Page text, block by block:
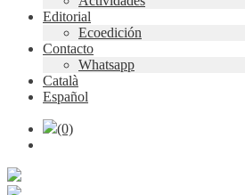
Editorial
Ecoedición
Contacto
Whatsapp
Català
Español
(0)